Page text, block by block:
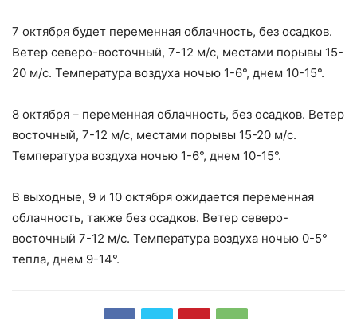
7 октября будет переменная облачность, без осадков.
Ветер северо-восточный, 7-12 м/с, местами порывы 15-
20 м/с. Температура воздуха ночью 1-6°, днем 10-15°.
8 октября – переменная облачность, без осадков. Ветер
восточный, 7-12 м/с, местами порывы 15-20 м/с.
Температура воздуха ночью 1-6°, днем 10-15°.
В выходные, 9 и 10 октября ожидается переменная
облачность, также без осадков. Ветер северо-
восточный 7-12 м/с. Температура воздуха ночью 0-5°
тепла, днем 9-14°.